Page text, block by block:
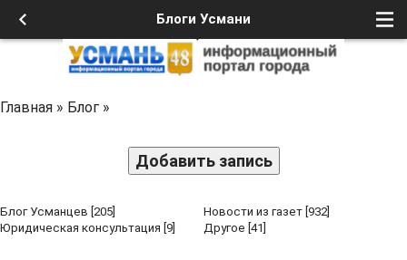
Блоги Усмани
Главная » Блог »
Добавить запись
Блог Усманцев [205] Новости из газет [932]
Юридическая консультация [9] Другое [41]